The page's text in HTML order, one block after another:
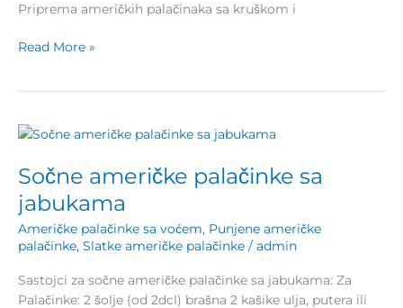
Priprema američkih palačinaka sa kruškom i
Read More »
Sočne američke palačinke sa
jabukama
Američke palačinke sa voćem, Punjene američke
palačinke, Slatke američke palačinke / admin
Sastojci za sočne američke palačinke sa jabukama: Za
Palačinke: 2 šolje (od 2dcl) brašna 2 kašike ulja, putera ili
Sočne
palačinke
sa
jabukama